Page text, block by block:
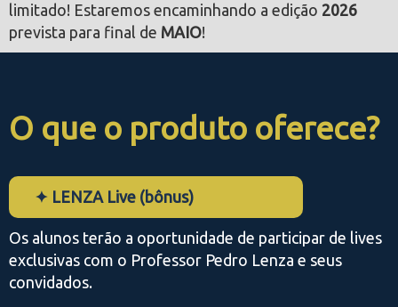
limitado! Estaremos encaminhando a edição 2026
prevista para final de MAIO!
O que o produto oferece?
✦ LENZA Live (bônus)
Os alunos terão a oportunidade de participar de lives
exclusivas com o Professor Pedro Lenza e seus
convidados.